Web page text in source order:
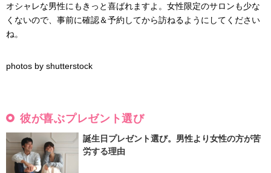
オシャレな男性にもきっと喜ばれますよ。女性限定のサロンも少な
くないので、事前に確認＆予約してから訪ねるようにしてください
ね。
photos by shutterstock
彼が喜ぶプレゼント選び
誕生日プレゼント選び。男性より女性の方が苦
労する理由